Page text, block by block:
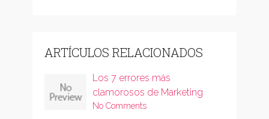
ARTÍCULOS RELACIONADOS
Los 7 errores más
clamorosos de Marketing
No Comments